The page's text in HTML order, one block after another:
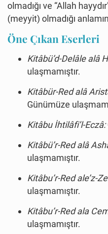
olmadığı ve “Allah
(meyyit) olmadığı
Öne Çıkan Eserleri
Kitâbü’d-Delâle alâ
ulaşmamıştır.
Kitâbür-Red alâ
Günümüze
Kitâbu İhtilâfi’l-Eczâ:
Kitâbü’r-Red alâ
ulaşmamıştır.
Kitâbu’r-Red ale’z-
ulaşmamıştır.
Kitâbu’r-Red ala
ulaşmamıştır.